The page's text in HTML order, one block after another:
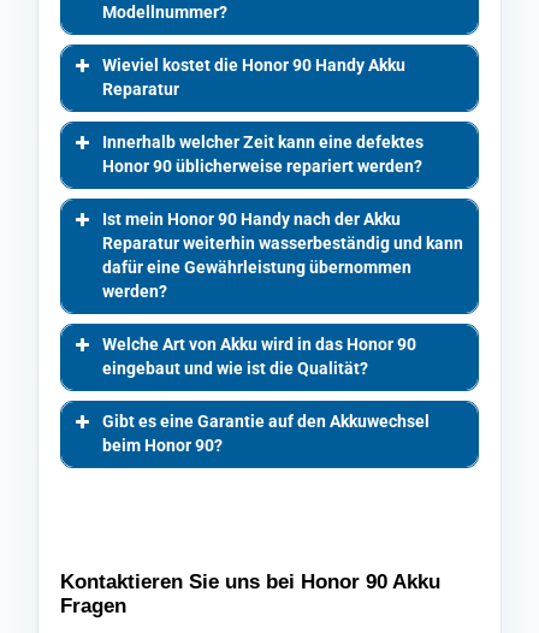
Modellnummer?
Wieviel kostet die Honor 90 Handy Akku
Reparatur
Innerhalb welcher Zeit kann eine defektes
Honor 90 üblicherweise repariert werden?
Ist mein Honor 90 Handy nach der Akku
Reparatur weiterhin wasserbeständig und kann
dafür eine Gewährleistung übernommen
werden?
Welche Art von Akku wird in das Honor 90
eingebaut und wie ist die Qualität?
Gibt es eine Garantie auf den Akkuwechsel
beim Honor 90?
Kontaktieren Sie uns bei Honor 90 Akku
Fragen